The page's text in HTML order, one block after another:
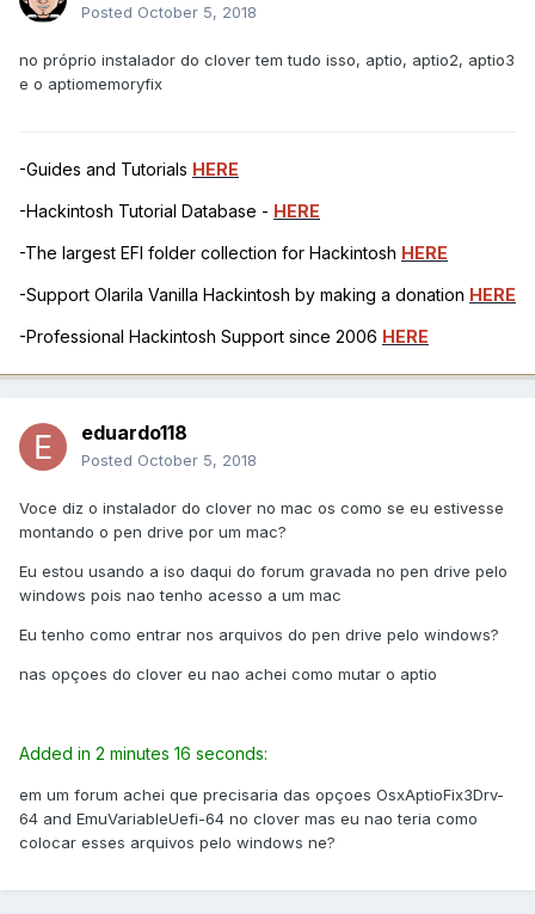
Posted October 5, 2018
no próprio instalador do clover tem tudo isso, aptio, aptio2, aptio3
e o aptiomemoryfix
-Guides and Tutorials HERE
-Hackintosh Tutorial Database - HERE
-The largest EFI folder collection for Hackintosh HERE
-Support Olarila Vanilla Hackintosh by making a donation HERE
-Professional Hackintosh Support since 2006 HERE
eduardo118
Posted October 5, 2018
Voce diz o instalador do clover no mac os como se eu estivesse
montando o pen drive por um mac?
Eu estou usando a iso daqui do forum gravada no pen drive pelo
windows pois nao tenho acesso a um mac
Eu tenho como entrar nos arquivos do pen drive pelo windows?
nas opçoes do clover eu nao achei como mutar o aptio
Added in 2 minutes 16 seconds:
em um forum achei que precisaria das opçoes OsxAptioFix3Drv-
64 and EmuVariableUefi-64 no clover mas eu nao teria como
colocar esses arquivos pelo windows ne?